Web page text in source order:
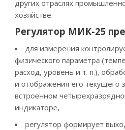
других отраслях
хозяйстве.
Регулятор МИК-25
для измерения
физического параметра
расход, уровень и т. п.),
и отображения его текущего
встроенном
индикаторе,
регулятор формирует